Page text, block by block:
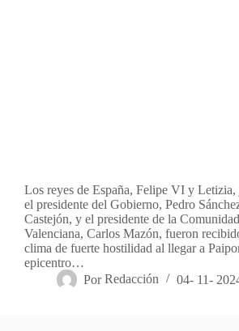
Los reyes de España, Felipe VI y
el presidente del Gobierno, Pedro
Castejón, y el presidente de la Comunidad
Valenciana, Carlos Mazón, fueron
clima de fuerte hostilidad al llegar a
epicentro…
Por Redacción 04- 11-